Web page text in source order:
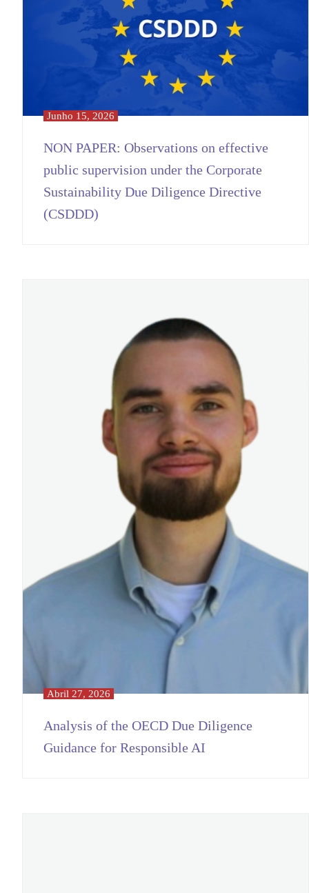
NON PAPER: Observations on effective
public supervision under the Corporate
Sustainability Due Diligence Directive
(CSDDD)
Junho 15, 2026
Analysis of the OECD Due Diligence
Guidance for Responsible AI
Abril 27, 2026